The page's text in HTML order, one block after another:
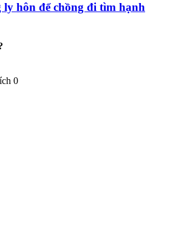
ly hôn để chồng đi tìm hạnh
0